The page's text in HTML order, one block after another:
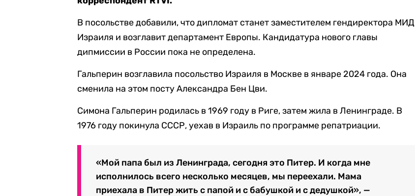
В посольстве добавили, что дипломат станет заместителем гендиректора МИД
Израиля и возглавит департамент Европы. Кандидатура нового главы
дипмиссии в России пока не определена.
Гальперин возглавила посольство Израиля в Москве в январе 2024 года. Она
сменила на этом посту Александра Бен Цви.
Симона Гальперин родилась в 1969 году в Риге, затем жила в Ленинграде. В
1976 году покинула СССР, уехав в Израиль по программе репатриации.
«Мой папа был из Ленинграда, сегодня это Питер. И когда мне
исполнилось всего несколько месяцев, мы переехали. Мама
приехала в Питер жить с папой и с бабушкой и с дедушкой», —